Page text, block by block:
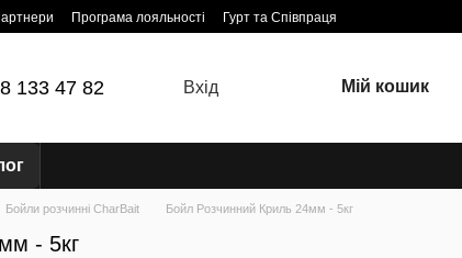
Програма лояльності Гурт та Співпраця
133 47 82 Вхід Мій кошик
Бойли розчинні CharBait Бойл Розчинний Криль 24мм - 5кг
- 5кг